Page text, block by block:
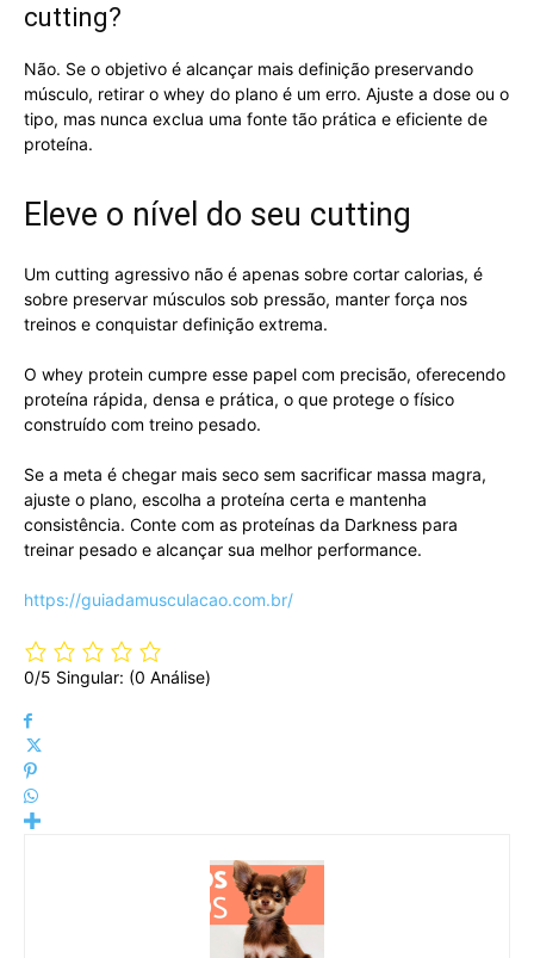
cutting?
Não. Se o objetivo é alcançar mais definição preservando
músculo, retirar o whey do plano é um erro. Ajuste a dose ou o
tipo, mas nunca exclua uma fonte tão prática e eficiente de
proteína.
Eleve o nível do seu cutting
Um cutting agressivo não é apenas sobre cortar calorias, é
sobre preservar músculos sob pressão, manter força nos
treinos e conquistar definição extrema.
O whey protein cumpre esse papel com precisão, oferecendo
proteína rápida, densa e prática, o que protege o físico
construído com treino pesado.
Se a meta é chegar mais seco sem sacrificar massa magra,
ajuste o plano, escolha a proteína certa e mantenha
consistência. Conte com as proteínas da Darkness para
treinar pesado e alcançar sua melhor performance.
https://guiadamusculacao.com.br/
0/5 Singular: (0 Análise)